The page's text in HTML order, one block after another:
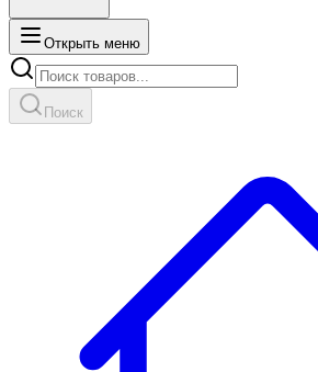
Открыть меню
Поиск